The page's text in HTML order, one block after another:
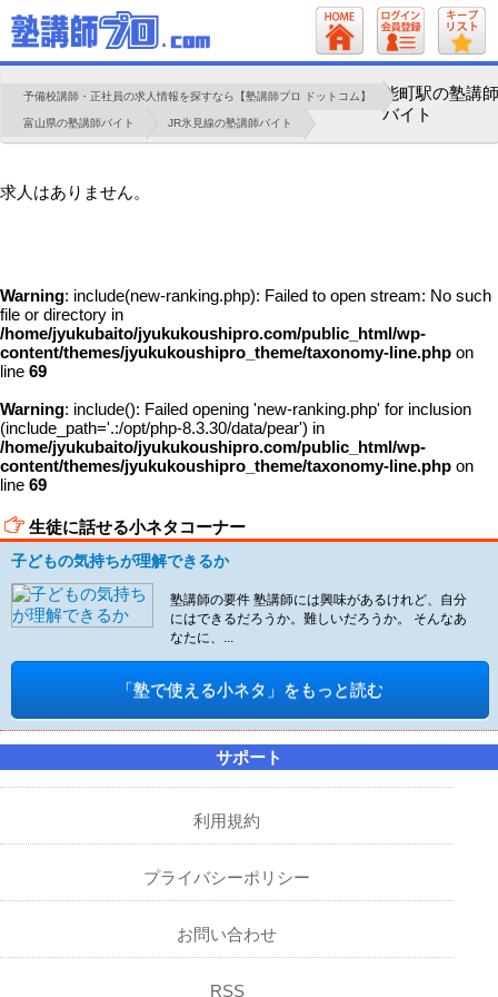
予備校講師・正社員の求人情報を探すなら【塾講師プロ ドットコム】
富山県の塾講師バイト JR氷見線の塾講師バイト
能町駅の塾講師
バイト
求人はありません。
Warning: include(new-ranking.php): Failed to open stream: No such
file or directory in
/home/jyukubaito/jyukukoushipro.com/public_html/wp-
content/themes/jyukukoushipro_theme/taxonomy-line.php on
line 69
Warning: include(): Failed opening 'new-ranking.php' for inclusion
(include_path='.:/opt/php-8.3.30/data/pear') in
/home/jyukubaito/jyukukoushipro.com/public_html/wp-
content/themes/jyukukoushipro_theme/taxonomy-line.php on
line 69
生徒に話せる小ネタコーナー
子どもの気持ちが理解できるか
塾講師の要件 塾講師には興味があるけれど、自分
にはできるだろうか。難しいだろうか。 そんなあ
なたに、...
「塾で使える小ネタ」をもっと読む
サポート
利用規約
プライバシーポリシー
お問い合わせ
RSS